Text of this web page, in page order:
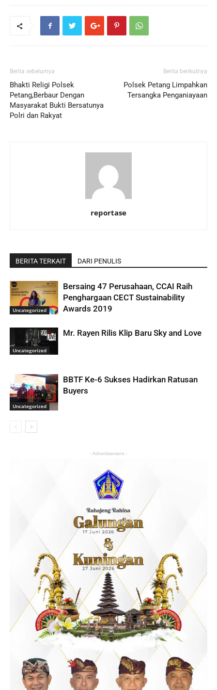
Berita sebelumya
Bhakti Religi Polsek
Petang,Berbaur Dengan
Masyarakat Bukti Bersatunya
Polri dan Rakyat
Berita berikutnya
Polsek Petang Limpahkan
Tersangka Penganiayaan
reportase
BERITA TERKAIT DARI PENULIS
Uncategorized
Bersaing 47 Perusahaan, CCAI Raih
Penghargaan CECT Sustainability
Awards 2019
Uncategorized
Mr. Rayen Rilis Klip Baru Sky and Love
Uncategorized
BBTF Ke-6 Sukses Hadirkan Ratusan
Buyers
- Advertisement -